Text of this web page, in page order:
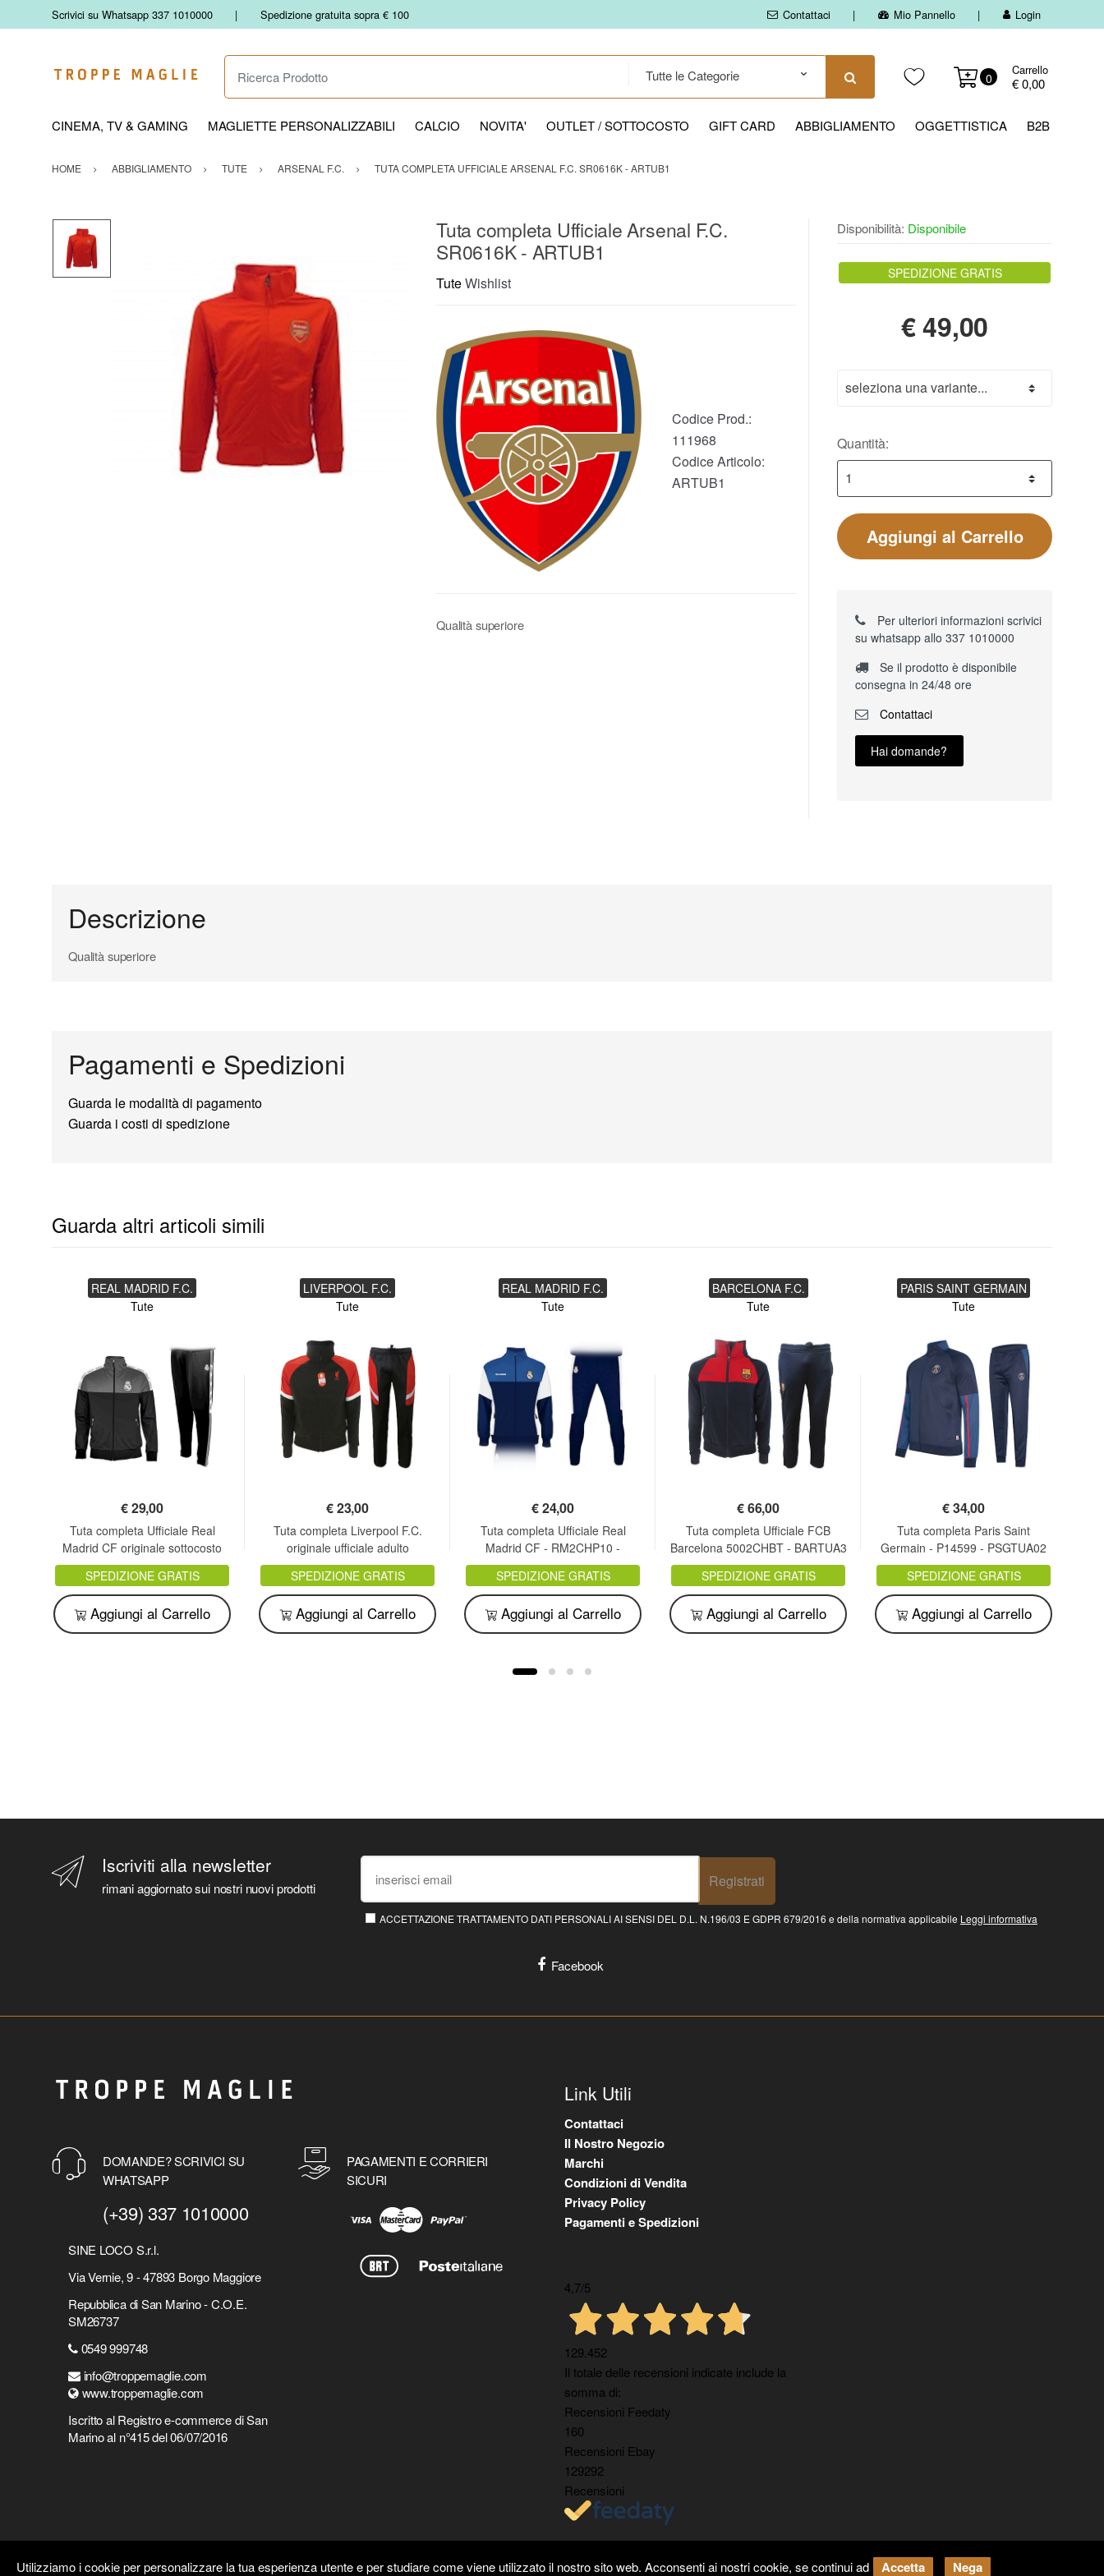
Scrivici su Whatsapp 337 1010000 Spedizione gratuita sopra € 100 Contattaci Mio Pannello Login
Ricerca Prodotto
0
Carrello
€ 0,00
CINEMA, TV & GAMING MAGLIETTE PERSONALIZZABILI CALCIO NOVITA' OUTLET / SOTTOCOSTO GIFT CARD ABBIGLIAMENTO OGGETTISTICA B2B
HOME ABBIGLIAMENTO TUTE ARSENAL F.C. TUTA COMPLETA UFFICIALE ARSENAL F.C. SR0616K - ARTUB1
Tuta completa Ufficiale Arsenal F.C.
SR0616K - ARTUB1
TuteWishlist
Codice Prod.:
111968
Codice Articolo:
ARTUB1
Qualità superiore
Disponibilità: Disponibile
SPEDIZIONE GRATIS
€49,00
Quantità:
Aggiungi al Carrello
Per ulteriori informazioni scrivici
su whatsapp allo 337 1010000
Se il prodotto è disponibile
consegna in 24/48 ore
Contattaci
Hai domande?
Descrizione
Qualità superiore
Pagamenti e Spedizioni
Guarda le modalità di pagamento
Guarda i costi di spedizione
Guarda altri articoli simili
REAL MADRID F.C.
Tute
€29,00
Tuta completa Ufficiale Real
Madrid CF originale sottocosto
SPEDIZIONE GRATIS
Aggiungi al Carrello
LIVERPOOL F.C.
Tute
€23,00
Tuta completa Liverpool F.C.
originale ufficiale adulto
SPEDIZIONE GRATIS
Aggiungi al Carrello
REAL MADRID F.C.
Tute
€24,00
Tuta completa Ufficiale Real
Madrid CF - RM2CHP10 -
RMTUA7
SPEDIZIONE GRATIS
Aggiungi al Carrello
BARCELONA F.C.
Tute
€66,00
Tuta completa Ufficiale FCB
Barcelona 5002CHBT - BARTUA3
SPEDIZIONE GRATIS
Aggiungi al Carrello
PARIS SAINT GERMAIN
Tute
€34,00
Tuta completa Paris Saint
Germain - P14599 - PSGTUA02
SPEDIZIONE GRATIS
Aggiungi al Carrello
Iscriviti alla newsletter
rimani aggiornato sui nostri nuovi prodotti Registrati
ACCETTAZIONE TRATTAMENTO DATI PERSONALI AI SENSI DEL D.L. N.196/03 E GDPR 679/2016 e della normativa applicabile Leggi informativa
Facebook
DOMANDE? SCRIVICI SU
WHATSAPP
(+39) 337 1010000
SINE LOCO S.r.l.
Via Vernie, 9 - 47893 Borgo Maggiore
Repubblica di San Marino - C.O.E.
SM26737
0549 999748
info@troppemaglie.com
www.troppemaglie.com
Iscritto al Registro e-commerce di San
Marino al n°415 del 06/07/2016
PAGAMENTI E CORRIERI
SICURI
Link Utili
Contattaci
Il Nostro Negozio
Marchi
Condizioni di Vendita
Privacy Policy
Pagamenti e Spedizioni
4,7/5
129.452
Il totale delle recensioni indicate include la
somma di:
Recensioni Feedaty
160
Recensioni Ebay
129292
Recensioni
Utilizziamo i cookie per personalizzare la tua esperienza utente e per studiare come viene utilizzato il nostro sito web. Acconsenti ai nostri cookie, se continui ad Accetta Nega